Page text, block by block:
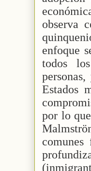
observa
enfoque
todos
Estados
por lo